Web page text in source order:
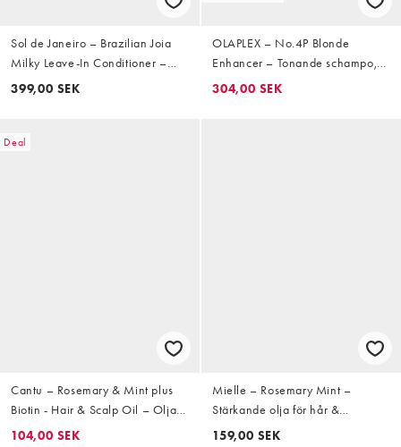
Sol de Janeiro – Brazilian Joia
Milky Leave-In Conditioner –
Hårbalsam 210ml
399,00 SEK
OLAPLEX – No.4P Blonde
Enhancer – Tonande schampo,
250ml
304,00 SEK
Deal
Cantu – Rosemary & Mint plus
Biotin - Hair & Scalp Oil – Olja
för hår och hårbotten, 59ml
104,00 SEK
Mielle – Rosemary Mint –
Stärkande olja för hår &
hårbotten, 59ml
159,00 SEK